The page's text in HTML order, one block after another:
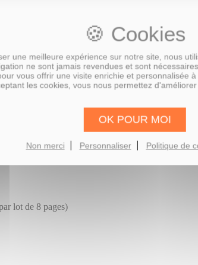
une meilleure expérience sur notre site, nous
ne sont jamais revendues et sont
vous offrir une visite enrichie et personnalisée
les cookies, vous nous permettez
OK POUR MOI
Non merci Personnaliser Politique de
lot de 8 pages)